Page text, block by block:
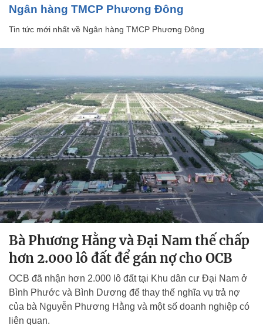
Ngân hàng TMCP Phương Đông
Tin tức mới nhất về Ngân hàng TMCP Phương Đông
Bà Phương Hằng và Đại Nam thế chấp
hơn 2.000 lô đất để gán nợ cho OCB
OCB đã nhận hơn 2.000 lô đất tại Khu dân cư Đại Nam ở
Bình Phước và Bình Dương để thay thế nghĩa vụ trả nợ
của bà Nguyễn Phương Hằng và một số doanh nghiệp có
liên quan.